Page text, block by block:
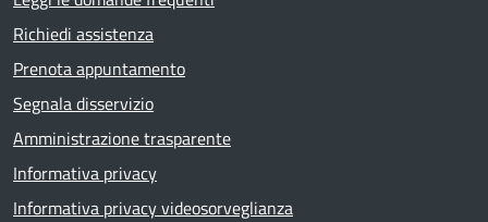
Richiedi assistenza
Prenota appuntamento
Segnala disservizio
Amministrazione trasparente
Informativa privacy
Informativa privacy videosorveglianza